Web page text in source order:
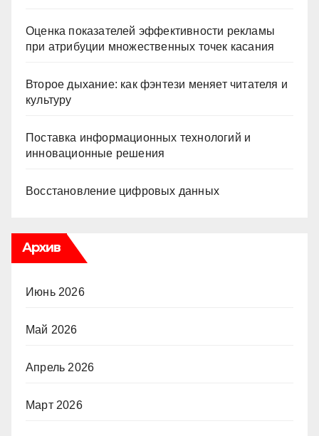
Оценка показателей эффективности рекламы
при атрибуции множественных точек касания
Второе дыхание: как фэнтези меняет читателя и
культуру
Поставка информационных технологий и
инновационные решения
Восстановление цифровых данных
Архив
Июнь 2026
Май 2026
Апрель 2026
Март 2026